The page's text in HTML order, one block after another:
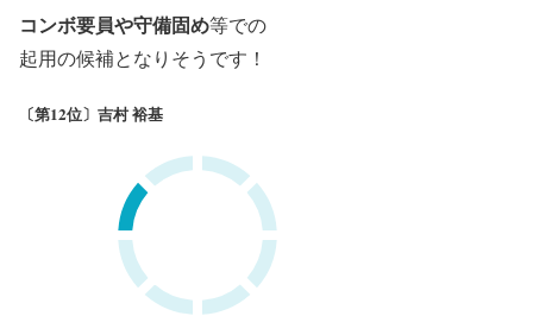
コンボ要員や守備固め等での
起用の候補となりそうです！
〔第12位〕吉村 裕基